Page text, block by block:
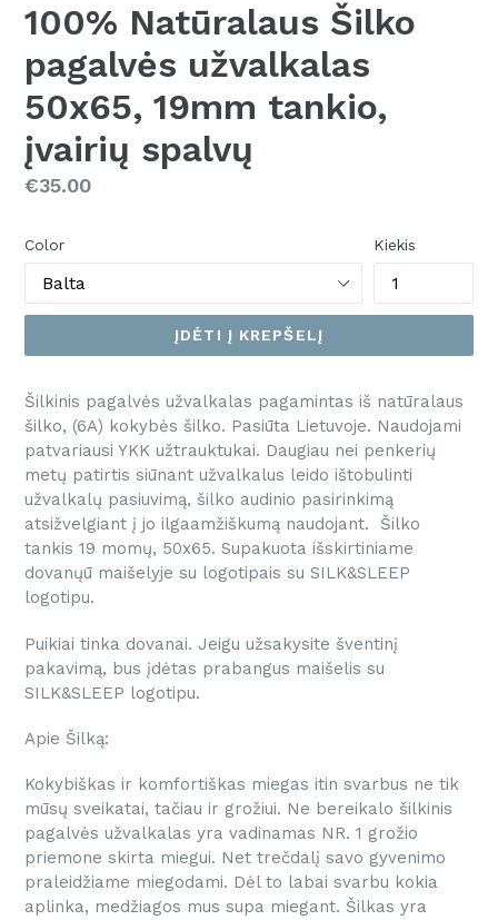
LT.SECTIONS.SLIDESHOW.PREVIOUS_SLIDE
100% Natūralaus Šilko
pagalvės užvalkalas
50x65, 19mm tankio,
įvairių spalvų
Kaina
€35.00
Color Kiekis
ĮDĖTI Į KREPŠELĮ
Šilkinis pagalvės užvalkalas pagamintas iš natūralaus
šilko, (6A) kokybės šilko. Pasiūta Lietuvoje. Naudojami
patvariausi YKK užtrauktukai. Daugiau nei penkerių
metų patirtis siūnant užvalkalus leido ištobulinti
užvalkalų pasiuvimą, šilko audinio pasirinkimą
atsižvelgiant į jo ilgaamžiškumą naudojant. Šilko
tankis 19 momų, 50x65. Supakuota išskirtiniame
dovanųū maišelyje su logotipais su SILK&SLEEP
logotipu.
Puikiai tinka dovanai. Jeigu užsakysite šventinį
pakavimą, bus įdėtas prabangus maišelis su
SILK&SLEEP logotipu.
Apie Šilką:
Kokybiškas ir komfortiškas miegas itin svarbus ne tik
mūsų sveikatai, tačiau ir grožiui. Ne bereikalo šilkinis
pagalvės užvalkalas yra vadinamas NR. 1 grožio
priemone skirta miegui. Net trečdalį savo gyvenimo
praleidžiame miegodami. Dėl to labai svarbu kokia
aplinka, medžiagos mus supa miegant. Šilkas yra